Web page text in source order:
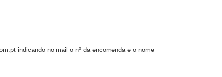
indicando no mail o nº da encomenda e o nome